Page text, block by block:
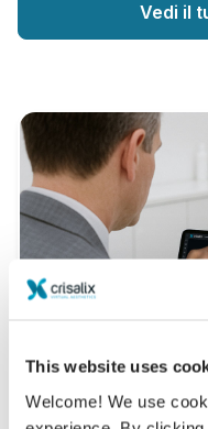
This website uses
Welcome! We use
Vedi il